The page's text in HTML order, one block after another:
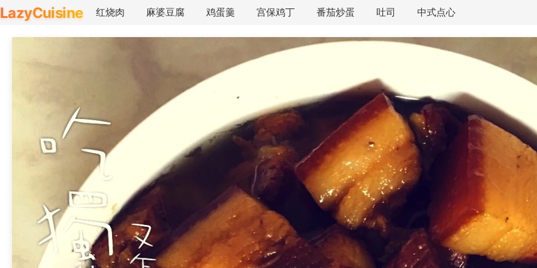
LazyCuisine 红烧肉 麻婆豆腐 鸡蛋羹 宫保鸡丁 番茄炒蛋 吐司 中式点心